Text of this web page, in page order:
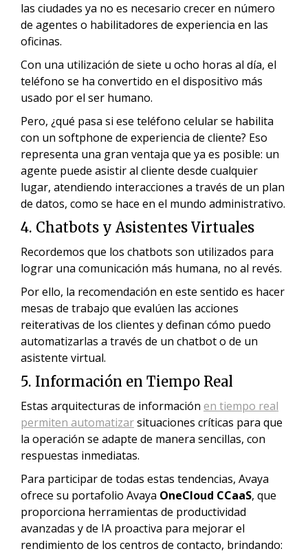
las ciudades ya no es necesario crecer en número
de agentes o habilitadores de experiencia en las
oficinas.
Con una utilización de siete u ocho horas al día, el
teléfono se ha convertido en el dispositivo más
usado por el ser humano.
Pero, ¿qué pasa si ese teléfono celular se habilita
con un softphone de experiencia de cliente? Eso
representa una gran ventaja que ya es posible: un
agente puede asistir al cliente desde cualquier
lugar, atendiendo interacciones a través de un plan
de datos, como se hace en el mundo administrativo.
4. Chatbots y Asistentes Virtuales
Recordemos que los chatbots son utilizados para
lograr una comunicación más humana, no al revés.
Por ello, la recomendación en este sentido es hacer
mesas de trabajo que evalúen las acciones
reiterativas de los clientes y definan cómo puedo
automatizarlas a través de un chatbot o de un
asistente virtual.
5. Información en Tiempo Real
Estas arquitecturas de información en tiempo real
permiten automatizarsituaciones críticas para que
la operación se adapte de manera sencillas, con
respuestas inmediatas.
Para participar de todas estas tendencias, Avaya
ofrece su portafolio Avaya OneCloud CCaaS, que
proporciona herramientas de productividad
avanzadas y de IA proactiva para mejorar el
rendimiento de los centros de contacto, brindando: